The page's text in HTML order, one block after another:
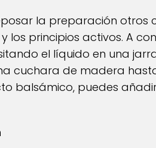
la preparación otros
los principios activos. A
el líquido en una
cuchara de madera
balsámico, puedes